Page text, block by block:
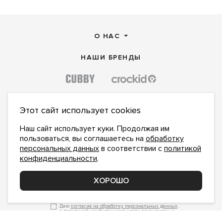
О НАС
НАШИ БРЕНДЫ
ПОДПИСАТЬСЯ НА НОВОСТИ:
Даю согласие на обработку персональных данных,
с политикой конфиденциальности ознакомлен и
Этот сайт использует cookies
Наш сайт использует куки. Продолжая им
пользоваться, вы соглашаетесь на обработку
персональных данных в соответствии с политикой
конфиденциальности.
ХОРОШО